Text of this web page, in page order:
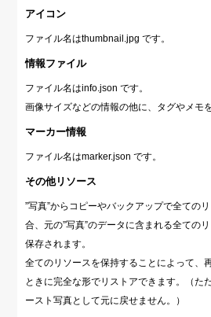
アイコン
ファイル名はthumbnail.jpg です。
情報ファイル
ファイル名はinfo.json です。
画像サイズなどの情報の他に、タグやメモ
マーカー情報
ファイル名はmarker.json です。
その他リソース
”写真”からコピーやバックアップで全ての
合、元の”写真”のデータに含まれる全ての
保存されます。
全てのリソースを保持することによって、
ときに完全な形でリストアできます。（た
ースト写真として元に戻せません。）